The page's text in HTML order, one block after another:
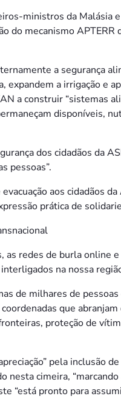
ministros da Malásia
do mecanismo APTERR
a segurança
expandem a irrigação e
a construir “sistemas
disponíveis,
dos cidadãos da
pessoas”.
aos cidadãos
prática de
redes de burla online
na nossa
de milhares de
que abranjam
proteção de
pela inclusão
nesta cimeira,
“está pronto para